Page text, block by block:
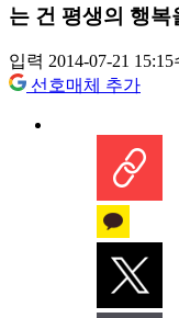
는 건 평생의 행복
입력 2014-07-21 15:15
선호매체 추가